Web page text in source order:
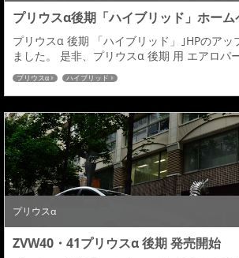
プリウスα後期「ハイブリッド」ホー
プリウスα 後期 「ハイブリッド」｣HPのアッ
ました。 是非、プリウスα 後期 用 エアロパ
えの皆さま、ご検討いただければと思います
こちらへプリウスα 後期 カスタマイズ アドミ
イト フォトギャラリーはこちらへプリウスα
トギャラリー プライスリストはこちらへプ
プライスリスト どう...
プリウスα ハイブリッド
プリウスα
ZVW40・41プリウスα 後期 発売開始